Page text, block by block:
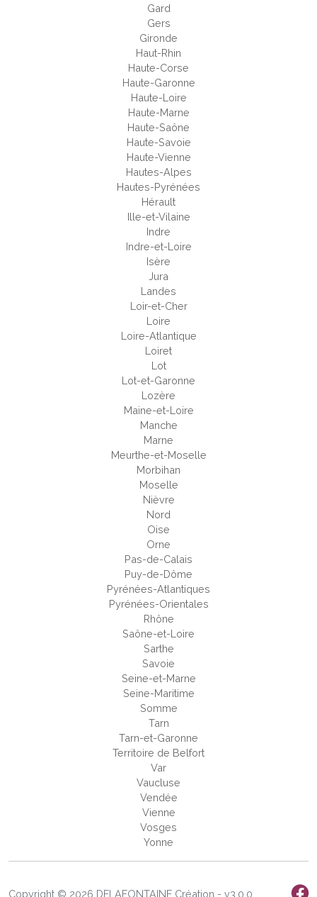
Gard
Gers
Gironde
Haut-Rhin
Haute-Corse
Haute-Garonne
Haute-Loire
Haute-Marne
Haute-Saône
Haute-Savoie
Haute-Vienne
Hautes-Alpes
Hautes-Pyrénées
Hérault
Ille-et-Vilaine
Indre
Indre-et-Loire
Isère
Jura
Landes
Loir-et-Cher
Loire
Loire-Atlantique
Loiret
Lot
Lot-et-Garonne
Lozère
Maine-et-Loire
Manche
Marne
Meurthe-et-Moselle
Morbihan
Moselle
Nièvre
Nord
Oise
Orne
Pas-de-Calais
Puy-de-Dôme
Pyrénées-Atlantiques
Pyrénées-Orientales
Rhône
Saône-et-Loire
Sarthe
Savoie
Seine-et-Marne
Seine-Maritime
Somme
Tarn
Tarn-et-Garonne
Territoire de Belfort
Var
Vaucluse
Vendée
Vienne
Vosges
Yonne
Copyright © 2026 DELAFONTAINE Création - v3.0.0